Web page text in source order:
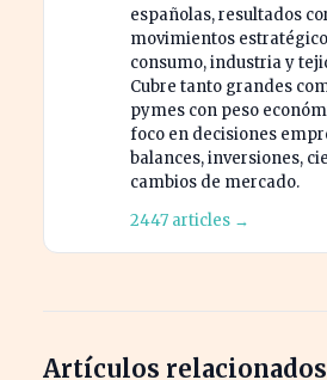
españolas, resultados
movimientos
consumo, industria y
Cubre tanto grandes
pymes con peso
foco en decisiones
balances, inversiones,
cambios de mercado.
2447 articles →
Artículos relacionados